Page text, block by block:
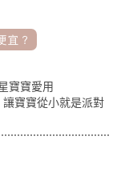
寶寶愛用
寶寶從小就是派對